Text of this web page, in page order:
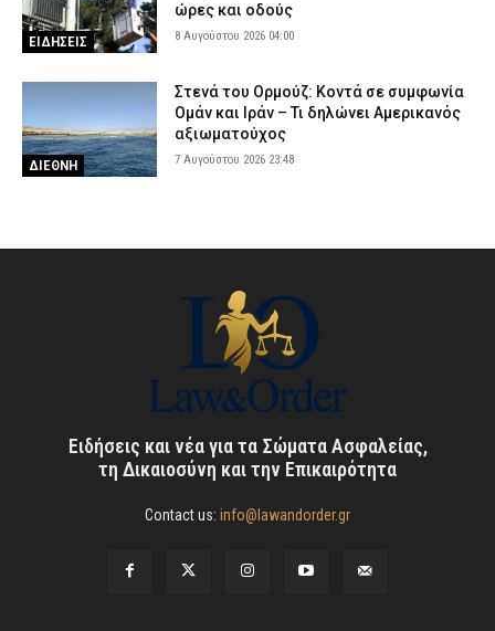
ΕΙΔΗΣΕΙΣ
ώρες και οδούς
8 Αυγούστου 2026 04:00
ΔΙΕΘΝΗ
Στενά του Ορμούζ: Κοντά σε συμφωνία
Ομάν και Ιράν – Τι δηλώνει Αμερικανός
αξιωματούχος
7 Αυγούστου 2026 23:48
Ειδήσεις και νέα για τα Σώματα Ασφαλείας,
τη Δικαιοσύνη και την Επικαιρότητα
Contact us: info@lawandorder.gr